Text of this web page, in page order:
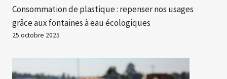
Consommation de plastique : repenser nos usages
grâce aux fontaines à eau écologiques
25 octobre 2025